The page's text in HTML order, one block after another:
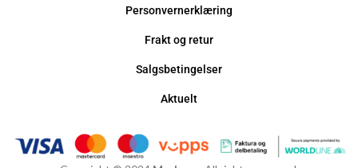
Personvernerklæring
Frakt og retur
Salgsbetingelser
Aktuelt